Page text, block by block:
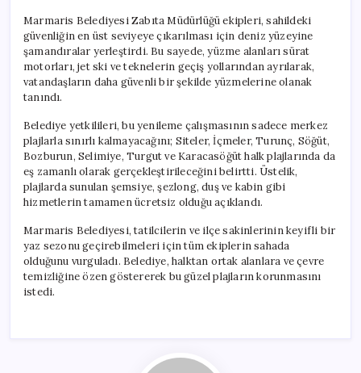
Marmaris Belediyesi Zabıta Müdürlüğü ekipleri, sahildeki
güvenliğin en üst seviyeye çıkarılması için deniz yüzeyine
şamandıralar yerleştirdi. Bu sayede, yüzme alanları sürat
motorları, jet ski ve teknelerin geçiş yollarından ayrılarak,
vatandaşların daha güvenli bir şekilde yüzmelerine olanak
tanındı.
Belediye yetkilileri, bu yenileme çalışmasının sadece merkez
plajlarla sınırlı kalmayacağını; Siteler, İçmeler, Turunç, Söğüt,
Bozburun, Selimiye, Turgut ve Karacasöğüt halk plajlarında da
eş zamanlı olarak gerçekleştirileceğini belirtti. Üstelik,
plajlarda sunulan şemsiye, şezlong, duş ve kabin gibi
hizmetlerin tamamen ücretsiz olduğu açıklandı.
Marmaris Belediyesi, tatilcilerin ve ilçe sakinlerinin keyifli bir
yaz sezonu geçirebilmeleri için tüm ekiplerin sahada
olduğunu vurguladı. Belediye, halktan ortak alanlara ve çevre
temizliğine özen göstererek bu güzel plajların korunmasını
istedi.